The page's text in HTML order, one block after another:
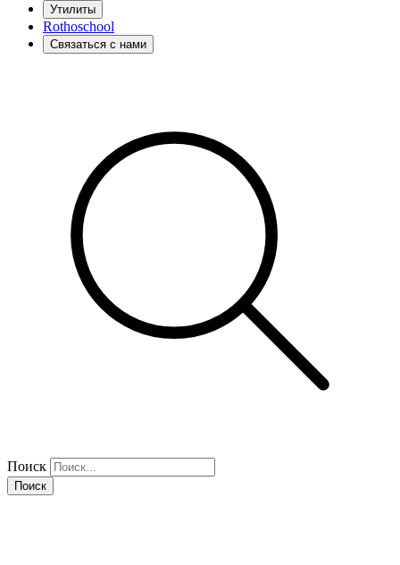
Утилиты
Rothoschool
Связаться с нами
Поиск
Поиск